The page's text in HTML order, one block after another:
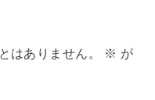
はありません。 ※ が